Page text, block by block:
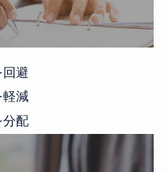
避
軽減
分配